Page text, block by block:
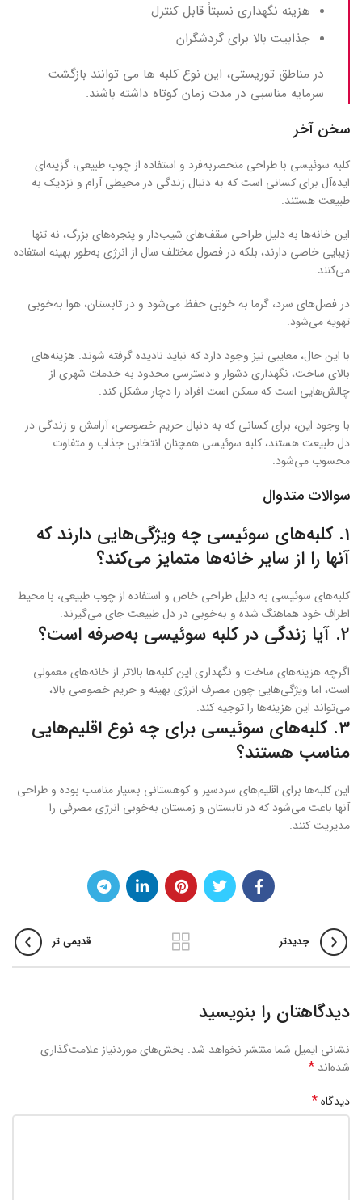
هزینه نگهداری نسبتاً قابل کنترل
جذابیت بالا برای گردشگران
در مناطق توریستی، این نوع کلبه‌ ها می‌ توانند بازگشت
سرمایه مناسبی در مدت زمان کوتاه داشته باشند.
سخن آخر
کلبه‌ سوئیسی با طراحی منحصربه‌فرد و استفاده از چوب طبیعی، گزینه‌ای
ایده‌آل برای کسانی است که به دنبال زندگی در محیطی آرام و نزدیک به
طبیعت هستند.
این خانه‌ها به دلیل طراحی سقف‌های شیب‌دار و پنجره‌های بزرگ، نه تنها
زیبایی خاصی دارند، بلکه در فصول مختلف سال از انرژی به‌طور بهینه استفاده
می‌کنند.
در فصل‌های سرد، گرما به خوبی حفظ می‌شود و در تابستان، هوا به‌خوبی
تهویه می‌شود.
با این حال، معایبی نیز وجود دارد که نباید نادیده گرفته شوند. هزینه‌های
بالای ساخت، نگهداری دشوار و دسترسی محدود به خدمات شهری از
چالش‌هایی است که ممکن است افراد را دچار مشکل کند.
با وجود این، برای کسانی که به دنبال حریم خصوصی، آرامش و زندگی در
دل طبیعت هستند، کلبه‌ سوئیسی همچنان انتخابی جذاب و متفاوت
محسوب می‌شود.
سوالات متدوال
1. کلبه‌های سوئیسی چه ویژگی‌هایی دارند که
آنها را از سایر خانه‌ها متمایز می‌کند؟
کلبه‌های سوئیسی به دلیل طراحی خاص و استفاده از چوب طبیعی، با محیط
اطراف خود هماهنگ شده و به‌خوبی در دل طبیعت جای می‌گیرند.
2. آیا زندگی در کلبه سوئیسی به‌صرفه است؟
اگرچه هزینه‌های ساخت و نگهداری این کلبه‌ها بالاتر از خانه‌های معمولی
است، اما ویژگی‌هایی چون مصرف انرژی بهینه و حریم خصوصی بالا،
می‌تواند این هزینه‌ها را توجیه کند.
3. کلبه‌های سوئیسی برای چه نوع اقلیم‌هایی
مناسب هستند؟
این کلبه‌ها برای اقلیم‌های سردسیر و کوهستانی بسیار مناسب بوده و طراحی
آنها باعث می‌شود که در تابستان و زمستان به‌خوبی انرژی مصرفی را
مدیریت کنند.
جدیدتر قدیمی تر
دیدگاهتان را بنویسید
نشانی ایمیل شما منتشر نخواهد شد. بخش‌های موردنیاز علامت‌گذاری
شده‌اند *
دیدگاه*